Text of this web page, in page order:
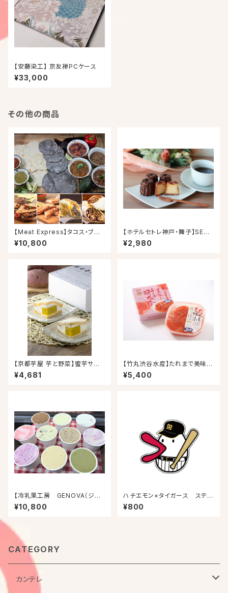
【安藤染工】 京友禅PCケース
¥33,000
その他の商品
【Meat Express】タコス・ブリト
ー・ケサディーヤのベストセレク
ション 10人前
¥10,800
【ホテルセトレ神戸・舞子】SETR
E Canele(セトレのカヌレ)プレ
ーン4個入り×２セット
¥2,980
【京都芋屋 芋と野菜】蜜芋サン
ド6個入り
¥4,681
【竹丸渋谷水産】たれまで美味し
い明太子 ２個セット
¥5,400
【冷乳果工房 GENOVA（ジェ
ノバ）】ジェノバアイス(季節商品
を含む10個入り)
¥10,800
ハチエモン×タイガース ステッ
カー 3枚セット（同デザイン3
枚）
¥800
CATEGORY
カンテレ